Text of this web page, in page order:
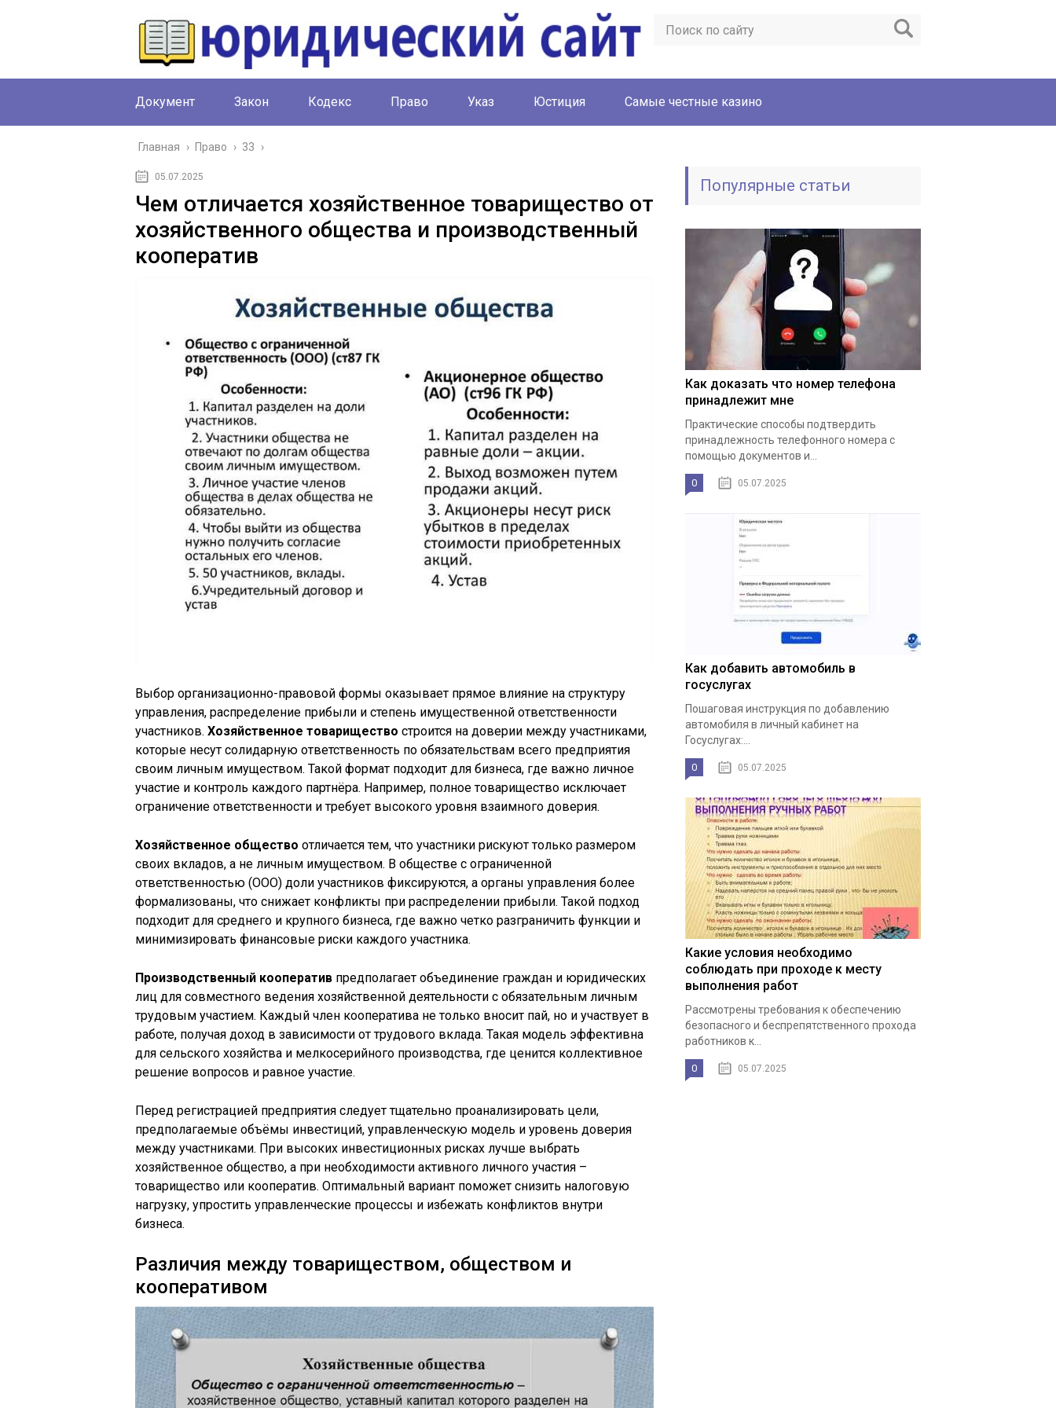
Документ Закон Кодекс Право Указ Юстиция Cамые честные казино
Главная › Право › 33 ›
05.07.2025
Чем отличается хозяйственное товарищество от
хозяйственного общества и производственный
кооператив
Выбор организационно-правовой формы оказывает прямое влияние на структуру
управления, распределение прибыли и степень имущественной ответственности
участников. Хозяйственное товарищество строится на доверии между участниками,
которые несут солидарную ответственность по обязательствам всего предприятия
своим личным имуществом. Такой формат подходит для бизнеса, где важно личное
участие и контроль каждого партнёра. Например, полное товарищество исключает
ограничение ответственности и требует высокого уровня взаимного доверия.
Хозяйственное общество отличается тем, что участники рискуют только размером
своих вкладов, а не личным имуществом. В обществе с ограниченной
ответственностью (ООО) доли участников фиксируются, а органы управления более
формализованы, что снижает конфликты при распределении прибыли. Такой подход
подходит для среднего и крупного бизнеса, где важно четко разграничить функции и
минимизировать финансовые риски каждого участника.
Производственный кооператив предполагает объединение граждан и юридических
лиц для совместного ведения хозяйственной деятельности с обязательным личным
трудовым участием. Каждый член кооператива не только вносит пай, но и участвует в
работе, получая доход в зависимости от трудового вклада. Такая модель эффективна
для сельского хозяйства и мелкосерийного производства, где ценится коллективное
решение вопросов и равное участие.
Перед регистрацией предприятия следует тщательно проанализировать цели,
предполагаемые объёмы инвестиций, управленческую модель и уровень доверия
между участниками. При высоких инвестиционных рисках лучше выбрать
хозяйственное общество, а при необходимости активного личного участия –
товарищество или кооператив. Оптимальный вариант поможет снизить налоговую
нагрузку, упростить управленческие процессы и избежать конфликтов внутри
бизнеса.
Различия между товариществом, обществом и
кооперативом
Популярные статьи
Как доказать что номер телефона
принадлежит мне
Практические способы подтвердить
принадлежность телефонного номера с
помощью документов и...
0 05.07.2025
Как добавить автомобиль в
госуслугах
Пошаговая инструкция по добавлению
автомобиля в личный кабинет на
Госуслугах:...
0 05.07.2025
Какие условия необходимо
соблюдать при проходе к месту
выполнения работ
Рассмотрены требования к обеспечению
безопасного и беспрепятственного прохода
работников к...
0 05.07.2025